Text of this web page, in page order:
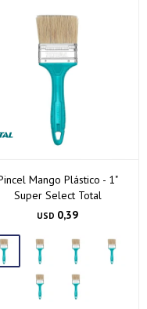
Mango Plástico - 1"
Super Select Total
USD 0,39